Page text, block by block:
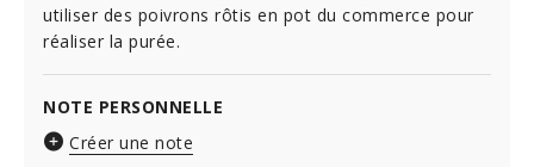
utiliser des poivrons rôtis en pot du commerce pour
réaliser la purée.
NOTE PERSONNELLE
Créer une note